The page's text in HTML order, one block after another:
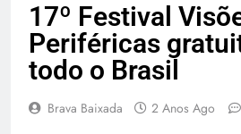
17º Festival
Periféricas
todo o Brasil
Brava Baixada 2 Anos Ago